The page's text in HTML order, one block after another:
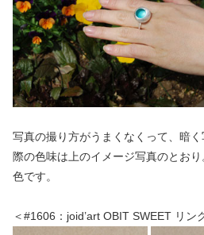
写真の撮り方がうまくなくって、暗
際の色味は上のイメージ写真のとお
色です。
＜#1606：joid’art OBIT SWEET リン